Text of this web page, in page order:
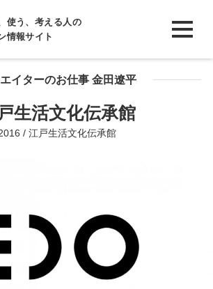
使う、考える人の
情報サイト
イターのお仕事 金田遼平
生活文化伝承館
/ 江戸生活文化伝承館